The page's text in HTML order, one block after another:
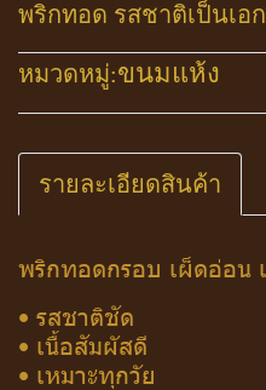
พริกทอด รสชาติเป็นเอ
หมวดหมู่:ขนมแห้ง
รายละเอียดสินค้า
พริกทอดกรอบ เผ็ดอ่อน
• รสชาติชัด
• เนื้อสัมผัสดี
• เหมาะทุกวัย